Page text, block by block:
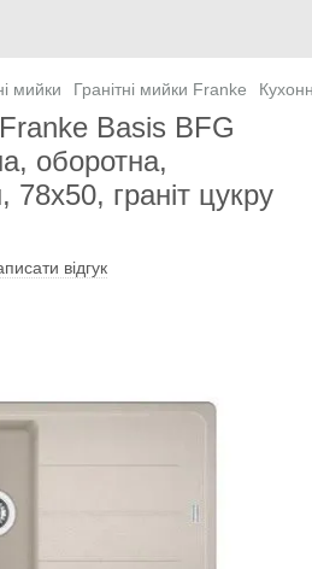
мийки Гранітні мийки Franke
Basis BFG
оборотна,
граніт цукру
відгук